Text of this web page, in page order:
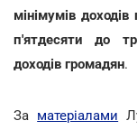
мінімумів доходів
п'ятдесяти до
доходів громадян.
За матеріалами